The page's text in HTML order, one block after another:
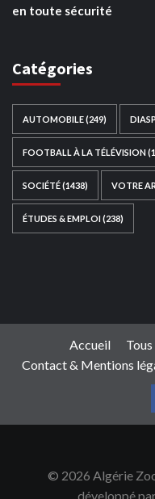
en toute sécurité
Catégories
AUTOMOBILE(249)
FOOTBALL À LA TÉLÉVISION
SOCIÉTÉ(1438) VOTRE
ÉTUDES & EMPLOI(238)
Accueil
Contact & Mentions
© 2026 Algérie
développé